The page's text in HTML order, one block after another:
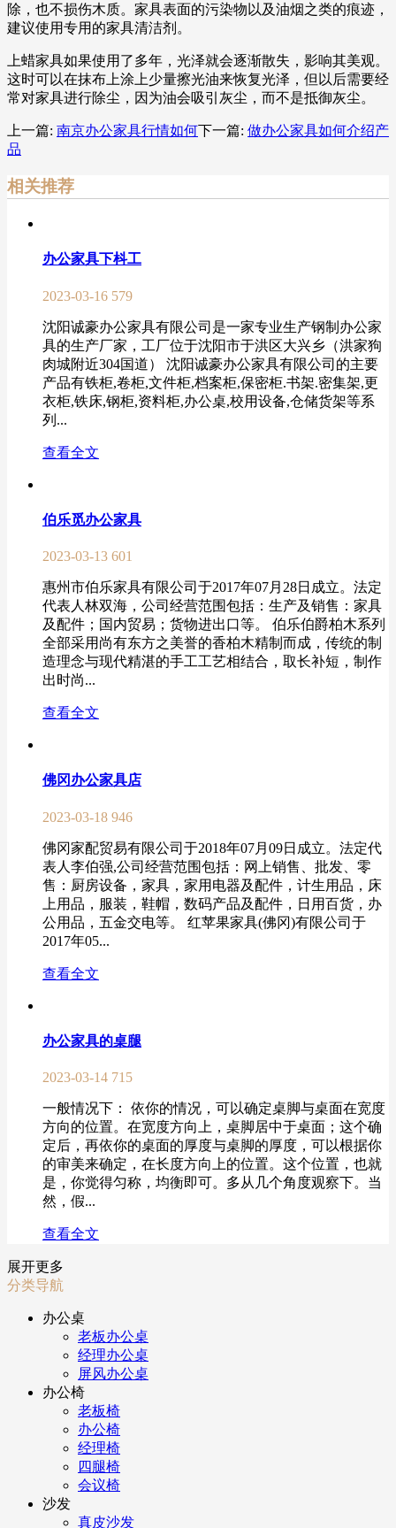
除，也不损伤木质。家具表面的污染物以及油烟之类的痕迹，
建议使用专用的家具清洁剂。
上蜡家具如果使用了多年，光泽就会逐渐散失，影响其美观。
这时可以在抹布上涂上少量擦光油来恢复光泽，但以后需要经
常对家具进行除尘，因为油会吸引灰尘，而不是抵御灰尘。
上一篇: 南京办公家具行情如何下一篇: 做办公家具如何介绍产
品
相关推荐
办公家具下枓工
2023-03-16 579
沈阳诚豪办公家具有限公司是一家专业生产钢制办公家
具的生产厂家，工厂位于沈阳市于洪区大兴乡（洪家狗
肉城附近304国道） 沈阳诚豪办公家具有限公司的主要
产品有铁柜,卷柜,文件柜,档案柜,保密柜.书架.密集架,更
衣柜,铁床,钢柜,资料柜,办公桌,校用设备,仓储货架等系
列...
查看全文
伯乐觅办公家具
2023-03-13 601
惠州市伯乐家具有限公司于2017年07月28日成立。法定
代表人林双海，公司经营范围包括：生产及销售：家具
及配件；国内贸易；货物进出口等。 伯乐伯爵柏木系列
全部采用尚有东方之美誉的香柏木精制而成，传统的制
造理念与现代精湛的手工工艺相结合，取长补短，制作
出时尚...
查看全文
佛冈办公家具店
2023-03-18 946
佛冈家配贸易有限公司于2018年07月09日成立。法定代
表人李伯强,公司经营范围包括：网上销售、批发、零
售：厨房设备，家具，家用电器及配件，计生用品，床
上用品，服装，鞋帽，数码产品及配件，日用百货，办
公用品，五金交电等。 红苹果家具(佛冈)有限公司于
2017年05...
查看全文
办公家具的桌腿
2023-03-14 715
一般情况下： 依你的情况，可以确定桌脚与桌面在宽度
方向的位置。在宽度方向上，桌脚居中于桌面；这个确
定后，再依你的桌面的厚度与桌脚的厚度，可以根据你
的审美来确定，在长度方向上的位置。这个位置，也就
是，你觉得匀称，均衡即可。多从几个角度观察下。当
然，假...
查看全文
展开更多
分类导航
办公桌
老板办公桌
经理办公桌
屏风办公桌
办公椅
老板椅
办公椅
经理椅
四腿椅
会议椅
沙发
真皮沙发